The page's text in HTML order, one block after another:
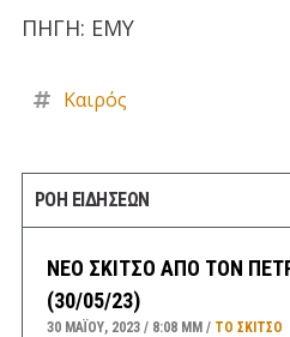
ΠΗΓΗ: ΕΜΥ
Καιρός
ΡΟΗ ΕΙΔΗΣΕΩΝ
ΝΕΟ ΣΚΙΤΣΟ ΑΠΟ ΤΟΝ
(30/05/23)
30 ΜΑΪ́ΟΥ, 2023 8:08 ΜΜ ΤΟ ΣΚΊΤΣΟ